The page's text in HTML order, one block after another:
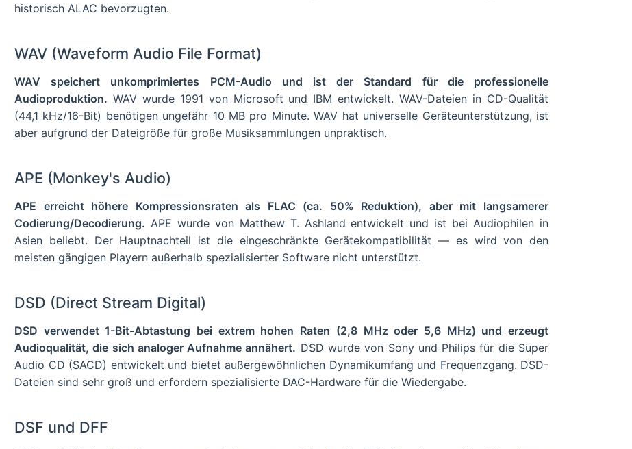
historisch ALAC bevorzugten.
WAV (Waveform Audio File Format)
WAV speichert unkomprimiertes PCM-Audio und ist der Standard für die professionelle
Audioproduktion. WAV wurde 1991 von Microsoft und IBM entwickelt. WAV-Dateien in CD-Qualität
(44,1 kHz/16-Bit) benötigen ungefähr 10 MB pro Minute. WAV hat universelle Geräteunterstützung, ist
aber aufgrund der Dateigröße für große Musiksammlungen unpraktisch.
APE (Monkey's Audio)
APE erreicht höhere Kompressionsraten als FLAC (ca. 50% Reduktion), aber mit langsamerer
Codierung/Decodierung. APE wurde von Matthew T. Ashland entwickelt und ist bei Audiophilen in
Asien beliebt. Der Hauptnachteil ist die eingeschränkte Gerätekompatibilität — es wird von den
meisten gängigen Playern außerhalb spezialisierter Software nicht unterstützt.
DSD (Direct Stream Digital)
DSD verwendet 1-Bit-Abtastung bei extrem hohen Raten (2,8 MHz oder 5,6 MHz) und erzeugt
Audioqualität, die sich analoger Aufnahme annähert. DSD wurde von Sony und Philips für die Super
Audio CD (SACD) entwickelt und bietet außergewöhnlichen Dynamikumfang und Frequenzgang. DSD-
Dateien sind sehr groß und erfordern spezialisierte DAC-Hardware für die Wiedergabe.
DSF und DFF